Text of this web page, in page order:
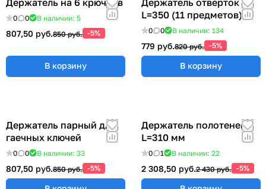
0 0 В наличии: 5
807,50 руб.850 руб. -5%
В корзину
L=350 (11 предметов)
0 0 В наличии: 134
779 руб.820 руб. -5%
В корзину
Держатель парный для
гаечных ключей
0 0 В наличии: 33
807,50 руб.850 руб. -5%
Держатель полотенец
L=310 мм
0 1 В наличии: 22
2 308,50 руб.2 430 руб. -5%